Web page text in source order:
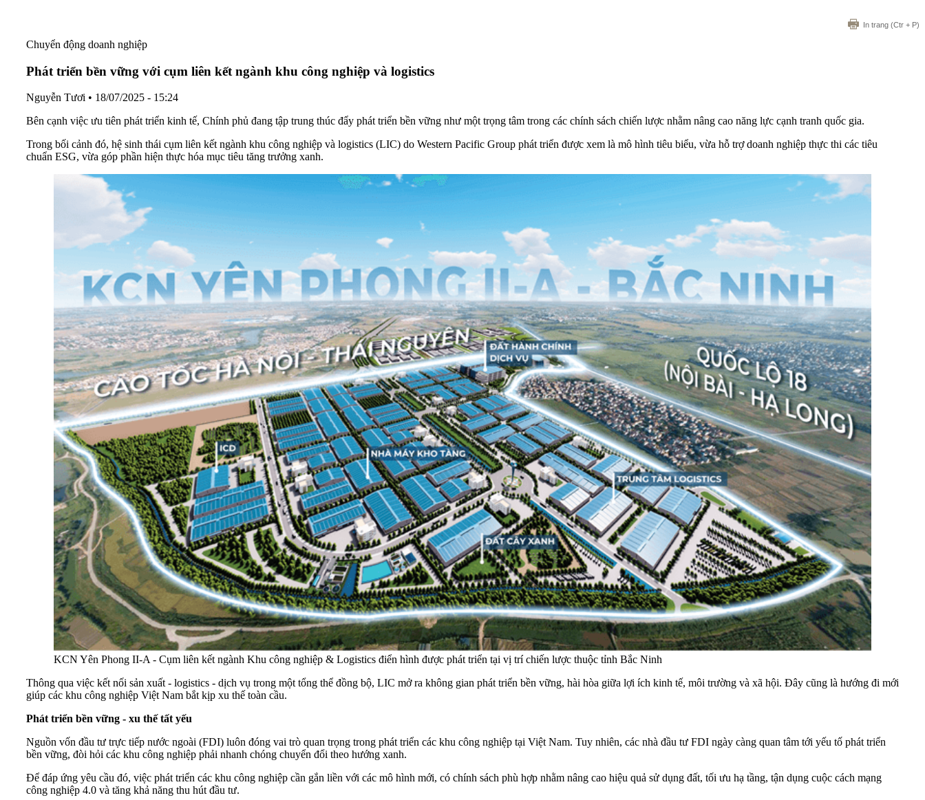
In trang (Ctr + P)
Chuyển động doanh nghiệp
Phát triển bền vững với cụm liên kết ngành khu công nghiệp và logistics
Nguyễn Tươi • 18/07/2025 - 15:24
Bên cạnh việc ưu tiên phát triển kinh tế, Chính phủ đang tập trung thúc đẩy phát triển bền vững như một trọng tâm trong các chính sách chiến lược nhằm nâng cao năng lực cạnh tranh quốc gia.
Trong bối cảnh đó, hệ sinh thái cụm liên kết ngành khu công nghiệp và logistics (LIC) do Western Pacific Group phát triển được xem là mô hình tiêu biểu, vừa hỗ trợ doanh nghiệp thực thi các tiêu
chuẩn ESG, vừa góp phần hiện thực hóa mục tiêu tăng trưởng xanh.
KCN Yên Phong II-A - Cụm liên kết ngành Khu công nghiệp & Logistics điển hình được phát triển tại vị trí chiến lược thuộc tỉnh Bắc Ninh
Thông qua việc kết nối sản xuất - logistics - dịch vụ trong một tổng thể đồng bộ, LIC mở ra không gian phát triển bền vững, hài hòa giữa lợi ích kinh tế, môi trường và xã hội. Đây cũng là hướng đi mới
giúp các khu công nghiệp Việt Nam bắt kịp xu thế toàn cầu.
Phát triển bền vững - xu thế tất yếu
Nguồn vốn đầu tư trực tiếp nước ngoài (FDI) luôn đóng vai trò quan trọng trong phát triển các khu công nghiệp tại Việt Nam. Tuy nhiên, các nhà đầu tư FDI ngày càng quan tâm tới yếu tố phát triển
bền vững, đòi hỏi các khu công nghiệp phải nhanh chóng chuyển đổi theo hướng xanh.
Để đáp ứng yêu cầu đó, việc phát triển các khu công nghiệp cần gắn liền với các mô hình mới, có chính sách phù hợp nhằm nâng cao hiệu quả sử dụng đất, tối ưu hạ tầng, tận dụng cuộc cách mạng
công nghiệp 4.0 và tăng khả năng thu hút đầu tư.